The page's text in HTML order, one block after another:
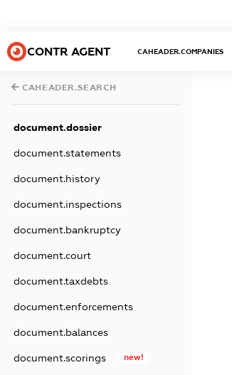
CONTR AGENT CAHEADER.COMPANIES
CAHEADER.SEARCH
document.dossier
document.statements
document.history
document.inspections
document.bankruptcy
document.court
document.taxdebts
document.enforcements
document.balances
document.scorings new!